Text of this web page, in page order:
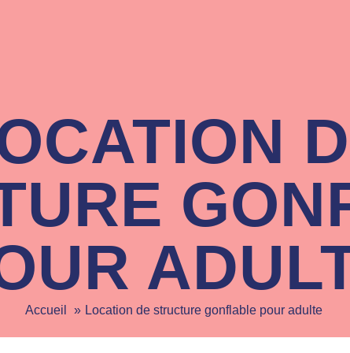
Accueil Location de structure gonflable pour adulte